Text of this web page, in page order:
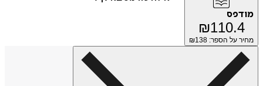
מודפס
₪110.4
מחיר על הספר: ₪ 138